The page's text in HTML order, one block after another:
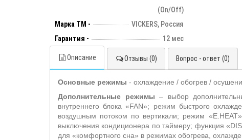
(On/Off)
Марка ТМ -
VICKERS, Россия
Гарантия -
12 мес
Описание Отзывы (0) Вопрос - ответ (0)
Основные режимы - охлаждение / обогрев /
Дополнительные режимы – выбор
внутреннего блока «FAN»; режим быстрого
воздушным потоком по вертикали; режим «E. HEAT
выключения кондиционера по таймеру; функция «
для «комфортного сна» в режимах обогрева,